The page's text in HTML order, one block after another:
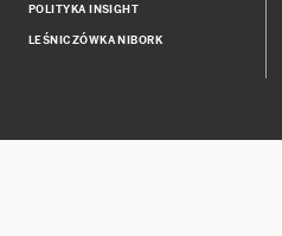
POLITYKA INSIGHT
LEŚNICZÓWKA NIBORK